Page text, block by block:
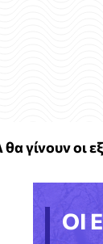
γίνουν οι
ΟΙ